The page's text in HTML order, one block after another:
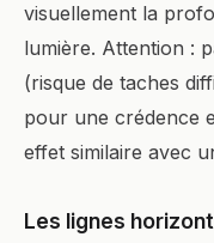
visuellement la
lumière. Attention :
(risque de taches
pour une crédence
effet similaire avec
Les lignes